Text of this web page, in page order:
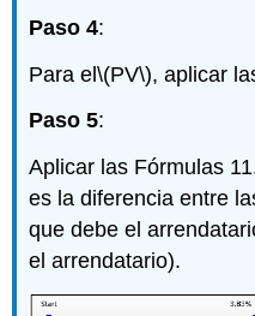
Paso 4:
Para el\(PV\), aplicar
Paso 5:
Aplicar las Fórmulas
es la diferencia entre
que debe el
el arrendatario).